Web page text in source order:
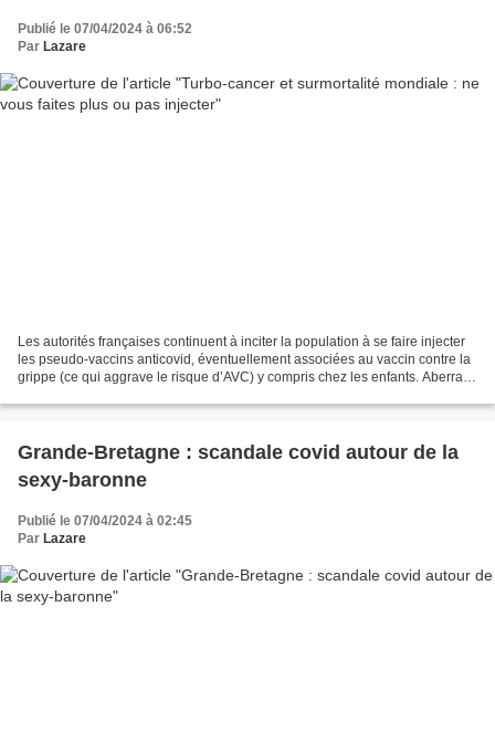
Publié le 07/04/2024 à 06:52
Par Lazare
Les autorités françaises continuent à inciter la population à se faire injecter
les pseudo-vaccins anticovid, éventuellement associées au vaccin contre la
grippe (ce qui aggrave le risque d’AVC) y compris chez les enfants. Aberrant
Grande-Bretagne : scandale covid autour de la
sexy-baronne
Publié le 07/04/2024 à 02:45
Par Lazare